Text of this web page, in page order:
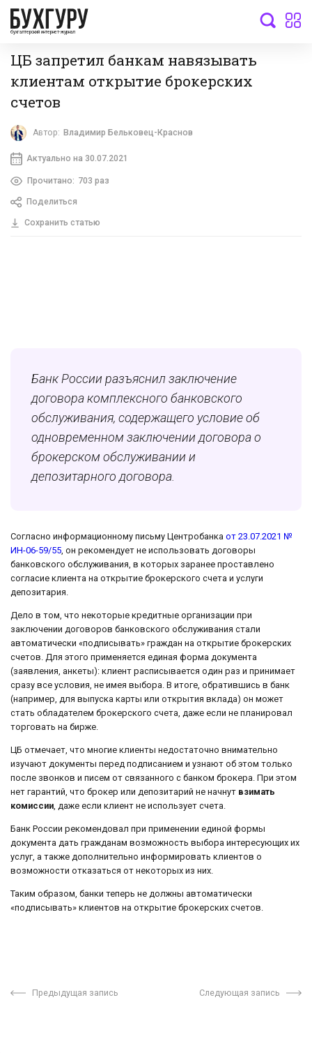
бухгалтерский интернет-журнал
ЦБ запретил банкам навязывать
клиентам открытие брокерских
счетов
Автор: Владимир Бельковец-Краснов
Актуально на 30.07.2021
Прочитано: 703 раз
Поделиться
Сохранить статью
Банк России разъяснил заключение
договора комплексного банковского
обслуживания, содержащего условие об
одновременном заключении договора о
брокерском обслуживании и
депозитарного договора.
Согласно информационному письму Центробанка от 23.07.2021 №
ИН-06-59/55, он рекомендует не использовать договоры
банковского обслуживания, в которых заранее проставлено
согласие клиента на открытие брокерского счета и услуги
депозитария.
Дело в том, что некоторые кредитные организации при
заключении договоров банковского обслуживания стали
автоматически «подписывать» граждан на открытие брокерских
счетов. Для этого применяется единая форма документа
(заявления, анкеты): клиент расписывается один раз и принимает
сразу все условия, не имея выбора. В итоге, обратившись в банк
(например, для выпуска карты или открытия вклада) он может
стать обладателем брокерского счета, даже если не планировал
торговать на бирже.
ЦБ отмечает, что многие клиенты недостаточно внимательно
изучают документы перед подписанием и узнают об этом только
после звонков и писем от связанного с банком брокера. При этом
нет гарантий, что брокер или депозитарий не начнут взимать
комиссии, даже если клиент не использует счета.
Банк России рекомендовал при применении единой формы
документа дать гражданам возможность выбора интересующих их
услуг, а также дополнительно информировать клиентов о
возможности отказаться от некоторых из них.
Таким образом, банки теперь не должны автоматически
«подписывать» клиентов на открытие брокерских счетов.
Предыдущая запись Следующая запись